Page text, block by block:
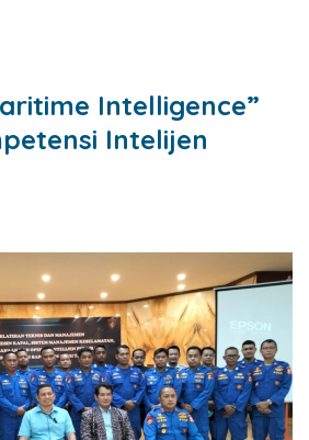
Intelligence”
Intelijen